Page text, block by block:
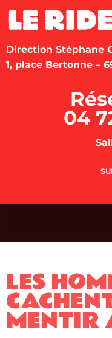
Direction Stéphane
1, place Bertonne –
04
LES
MENTIR